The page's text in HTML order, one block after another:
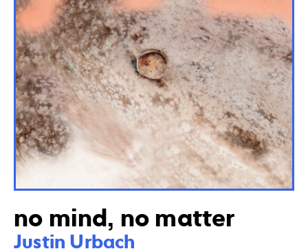
no mind, no matter
Justin Urbach